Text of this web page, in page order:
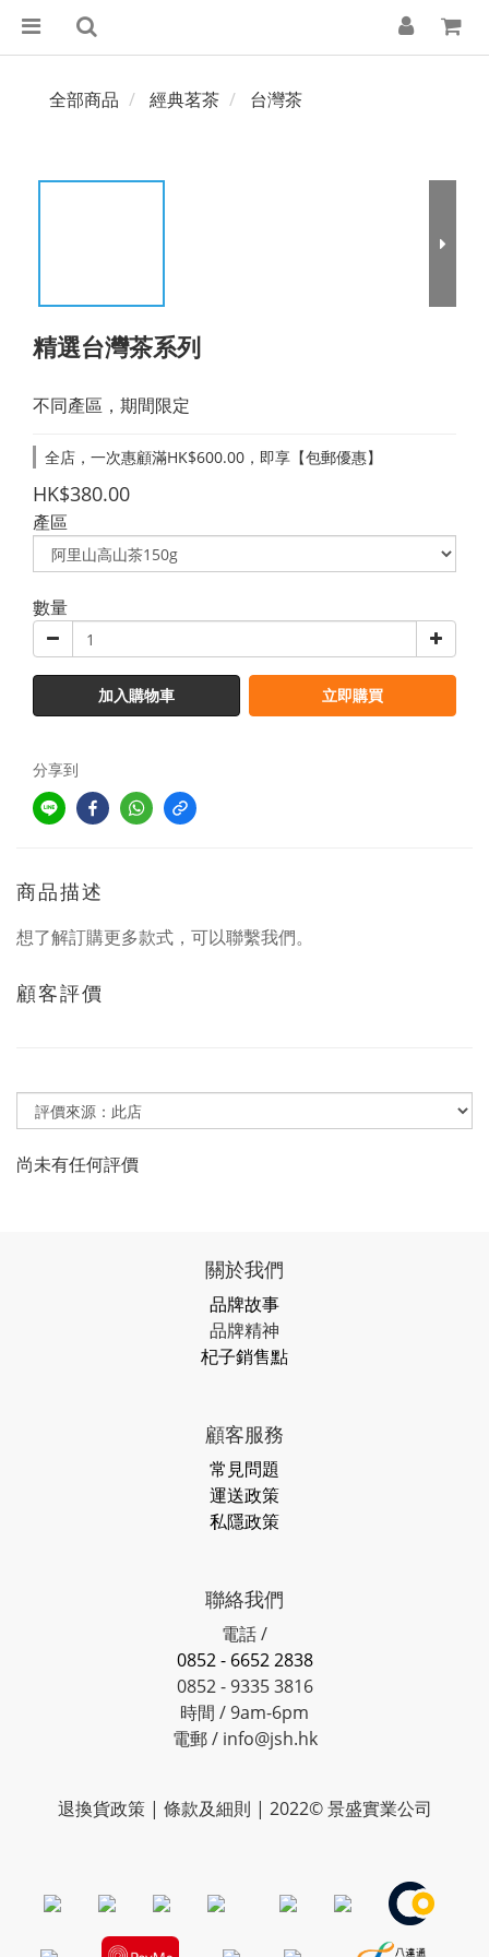
全部商品 經典茗茶 台灣茶
精選台灣茶系列
不同產區，期間限定
全店，一次惠顧滿HK$600.00，即享【包郵優惠】
HK$380.00
產區
數量
加入購物車 立即購買
分享到
商品描述
想了解訂購更多款式，可以聯繫我們。
顧客評價
尚未有任何評價
關於我們
品牌故事
品牌精神
杞子銷售點
顧客服務
常見問題
運送政策
私隱政策
聯絡我們
電話 /
0852 - 6652 2838
0852 - 9335 3816
時間 / 9am-6pm
電郵 / info@jsh.hk
退換貨政策 | 條款及細則 | 2022© 景盛實業公司